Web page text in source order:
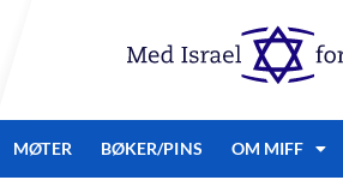
MØTER BØKER/PINS OM MIFF